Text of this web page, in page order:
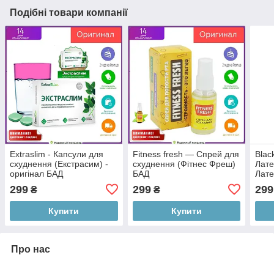
Подібні товари компанії
Extraslim - Капсули для
схуднення (Екстрасим) -
оригінал БАД
299 ₴
Купити
Fitness fresh — Спрей для
схуднення (Фітнес Фреш)
БАД
299₴
Купити
299
Про нас